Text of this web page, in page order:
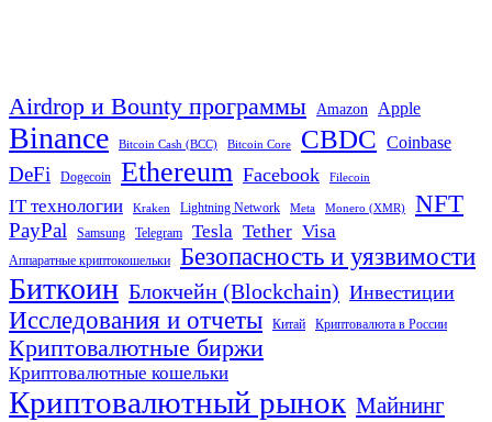
Airdrop и Bounty программы Amazon Apple
Binance Bitcoin Cash (BCC) Bitcoin Core CBDC Coinbase
DeFi Dogecoin Ethereum Facebook Filecoin
IT технологии Kraken Lightning Network Meta Monero (XMR) NFT
PayPal Samsung Telegram Tesla Tether Visa
Аппаратные криптокошельки Безопасность и уязвимости
Биткоин Блокчейн (Blockchain) Инвестиции
Исследования и отчеты Китай Криптовалюта в России
Криптовалютные биржи
Криптовалютные кошельки
Криптовалютный рынок Майнинг